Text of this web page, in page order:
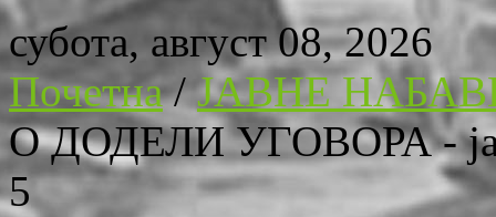
субота, август 08, 2026
Почетна/ЈАВНЕ
О ДОДЕЛИ УГОВОРА -
5